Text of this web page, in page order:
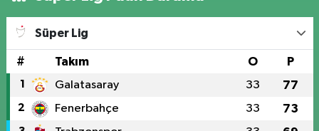
Süper Lig
# Takım O P
1 Galatasaray 33 77
2 Fenerbahçe 33 73